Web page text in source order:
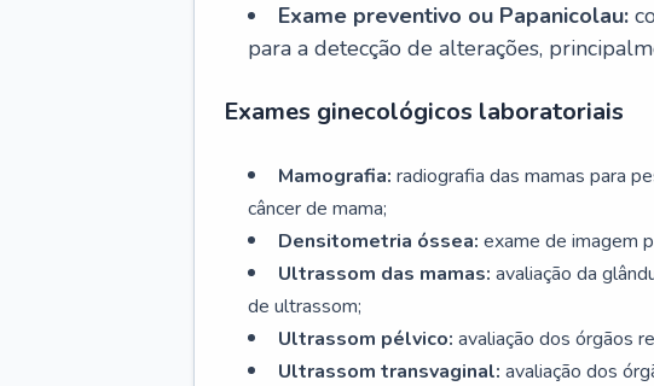
Exame preventivo ou Papanicolau:
para a detecção de alterações,
Exames ginecológicos laboratoriais
Mamografia: radiografia das mamas para
câncer de mama;
Densitometria óssea: exame de imagem
Ultrassom das mamas: avaliação da
de ultrassom;
Ultrassom pélvico: avaliação dos órgãos
Ultrassom transvaginal: avaliação dos